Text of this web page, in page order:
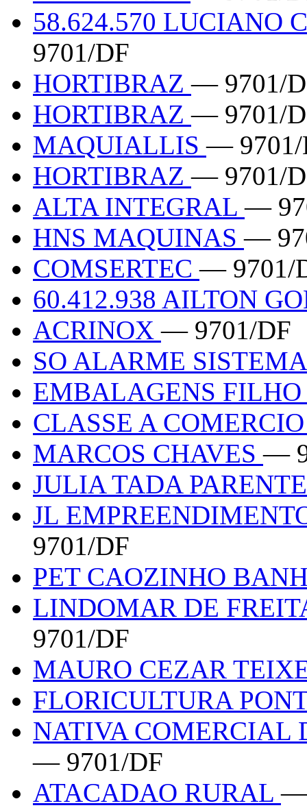
58.624.570 LUCIANO
9701/DF
HORTIBRAZ— 9701/
HORTIBRAZ— 9701/
MAQUIALLIS— 9701/
HORTIBRAZ— 9701/
ALTA INTEGRAL—
HNS MAQUINAS—
COMSERTEC— 9701/
60.412.938 AILTON
ACRINOX— 9701/DF
SO ALARME
EMBALAGENS
CLASSE A
MARCOS CHAVES—
JULIA TADA
JL
9701/DF
PET CAOZINHO
LINDOMAR DE
9701/DF
MAURO CEZAR
FLORICULTURA
NATIVA COMERCIAL
— 9701/DF
ATACADAO RURAL—